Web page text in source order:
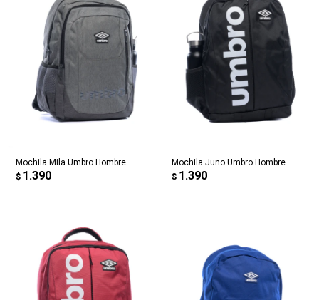
Mochila Mila Umbro Hombre
$ 1.390
Mochila Juno Umbro Hombre
$ 1.390